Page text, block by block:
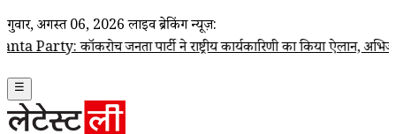
गुरूवार, अगस्त 06, 2026 लाइव ब्रेकिंग न्यूज़:
जनता पार्टी ने राष्ट्रीय कार्यकारिणी का किया ऐलान, अभिजीत दिपके बने
☰